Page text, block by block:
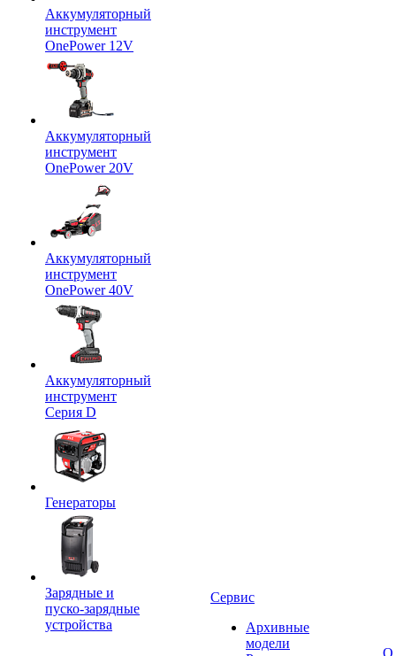
Аккумуляторный
инструмент
OnePower 12V
Аккумуляторный
инструмент
OnePower 20V
Аккумуляторный
инструмент
OnePower 40V
Аккумуляторный
инструмент
Серия D
Генераторы
Зарядные и
пуско-зарядные
устройства
Сервис
Архивные
модели
О